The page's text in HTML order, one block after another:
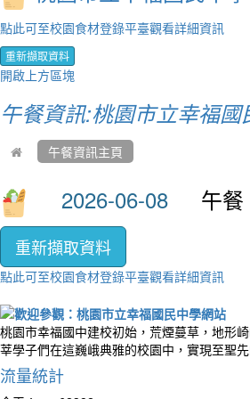
點此可至校園食材登錄平臺觀看詳細資訊
重新擷取資料
開啟上方區塊
午餐資訊:桃園市立幸福
午餐資訊主頁
午
重新擷取資料
點此可至校園食材登錄平臺觀看詳細資訊
桃園市幸福國中建校初始，荒煙蔓草，地形
莘學子們在這巍峨典雅的校園中，實現至聖
流量統計